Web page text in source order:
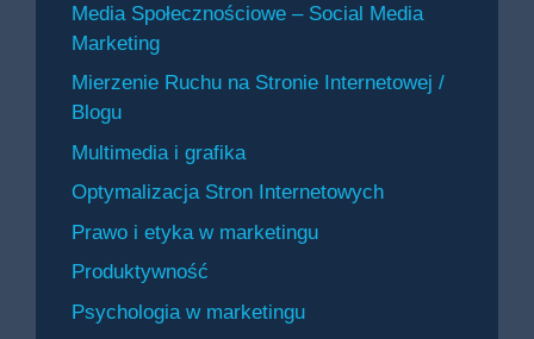
Media Społecznościowe – Social Media
Marketing
Mierzenie Ruchu na Stronie Internetowej /
Blogu
Multimedia i grafika
Optymalizacja Stron Internetowych
Prawo i etyka w marketingu
Produktywność
Psychologia w marketingu